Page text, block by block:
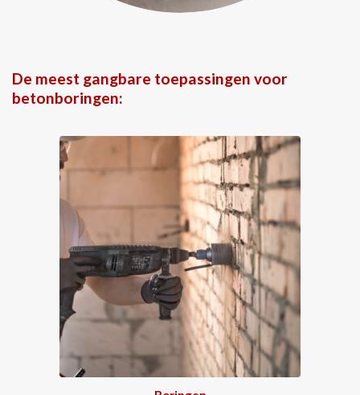
De meest gangbare toepassingen voor
betonboringen: